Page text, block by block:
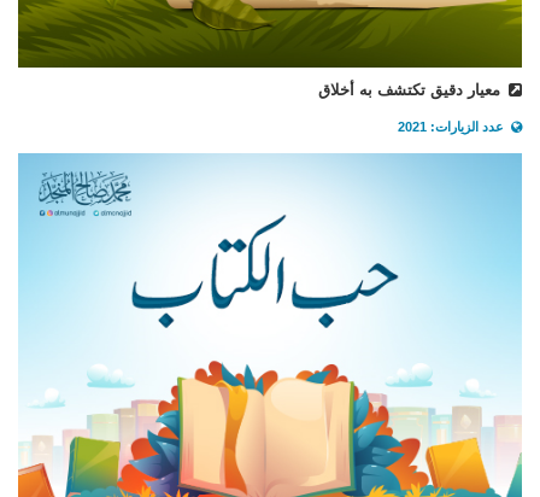
معيار دقيق تكتشف به أخلاق
عدد الزيارات: 2021